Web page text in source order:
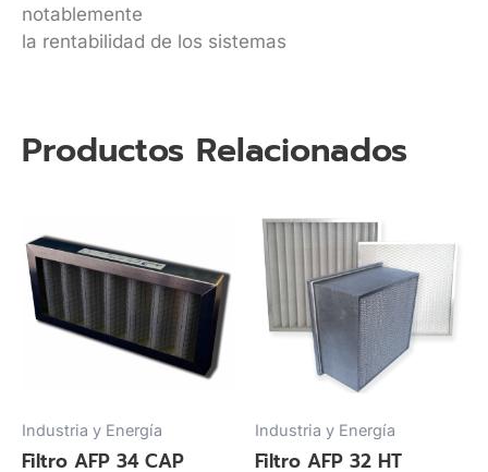
notablemente
la rentabilidad de los sistemas
Productos Relacionados
Industria y Energía
Filtro AFP 34 CAP
Industria y Energía
Filtro AFP 32 HT